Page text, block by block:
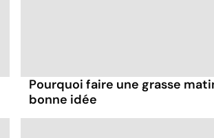
Pourquoi faire une grasse
bonne idée